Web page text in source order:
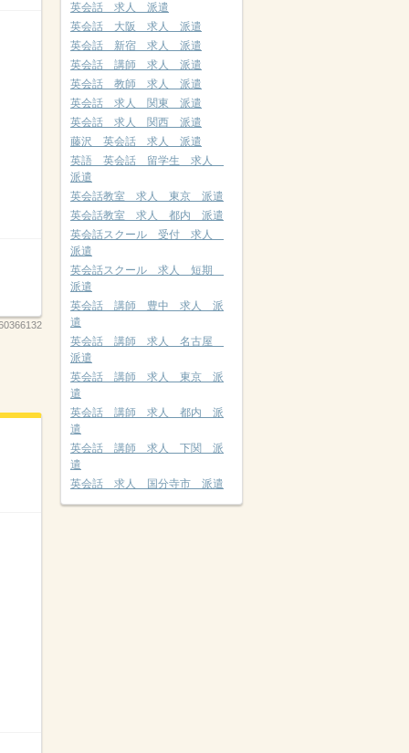
英会話 求人 派遣
英会話 大阪 求人 派遣
英会話 新宿 求人 派遣
英会話 講師 求人 派遣
英会話 教師 求人 派遣
英会話 求人 関東 派遣
英会話 求人 関西 派遣
藤沢 英会話 求人 派遣
英語 英会話 留学生 求人
派遣
英会話教室 求人 東京 派遣
英会話教室 求人 都内 派遣
英会話スクール 受付 求人
派遣
英会話スクール 求人 短期
派遣
英会話 講師 豊中 求人 派
遣
英会話 講師 求人 名古屋
派遣
英会話 講師 求人 東京 派
遣
英会話 講師 求人 都内 派
遣
英会話 講師 求人 下関 派
遣
英会話 求人 国分寺市 派遣